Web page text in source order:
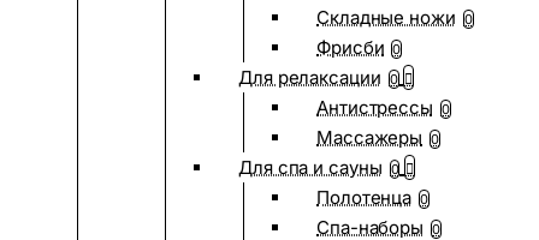
Складные ножи 0
Фрисби 0
Для релаксации 0
Антистрессы 0
Массажеры 0
Для спа и сауны 0
Полотенца 0
Спа-наборы 0